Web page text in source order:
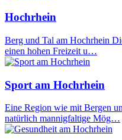
Hochrhein
Berg und Tal am Hochrhein
einen hohen Freizeit u…
Sport am Hochrhein
Eine Region wie mit Bergen
natürlich mannigfaltige Mög…